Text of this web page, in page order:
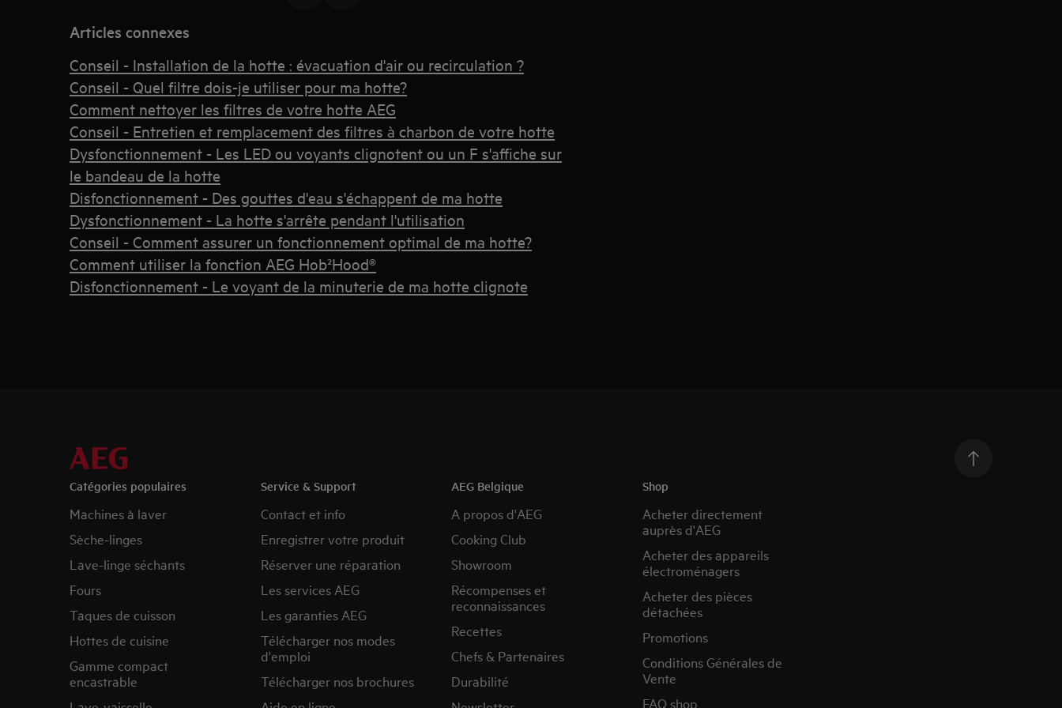
Articles connexes
Conseil - Installation de la hotte : évacuation d'air ou recirculation ?
Conseil - Quel filtre dois-je utiliser pour ma hotte?
Comment nettoyer les filtres de votre hotte AEG
Conseil - Entretien et remplacement des filtres à charbon de votre hotte
Dysfonctionnement - Les LED ou voyants clignotent ou un F s'affiche sur
le bandeau de la hotte
Disfonctionnement - Des gouttes d'eau s'échappent de ma hotte
Dysfonctionnement - La hotte s'arrête pendant l'utilisation
Conseil - Comment assurer un fonctionnement optimal de ma hotte?
Comment utiliser la fonction AEG Hob²Hood®
Disfonctionnement - Le voyant de la minuterie de ma hotte clignote
Catégories populaires
Machines à laver
Sèche-linges
Lave-linge séchants
Fours
Taques de cuisson
Hottes de cuisine
Gamme compact
encastrable
Service & Support
Contact et info
Enregistrer votre produit
Réserver une réparation
Les services AEG
Les garanties AEG
Télécharger nos modes
d'emploi
Télécharger nos brochures
AEG Belgique
A propos d'AEG
Cooking Club
Showroom
Récompenses et
reconnaissances
Recettes
Chefs & Partenaires
Durabilité
Shop
Acheter directement
auprès d'AEG
Acheter des appareils
électroménagers
Acheter des pièces
détachées
Promotions
Conditions Générales de
Vente
FAQ shop